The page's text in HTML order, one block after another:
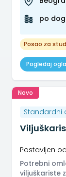
te...
po
Posao za
Pogledaj
Novo
Standardni
Postavljen
Potrebni
viljuškariste